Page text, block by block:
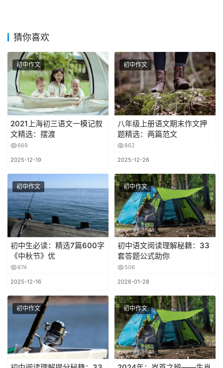
猜你喜欢
初中作文
2021上海初三语文一模记叙
文精选：摆渡
669
2025-12-19
初中作文
八年级上册语文期末作文押
题精选：两篇范文
862
2025-12-26
初中作文
初中生必读：精选7篇600字
《中秋节》优
874
2025-12-16
初中作文
初中语文阅读理解秘籍：33
套答题公式助你
506
2026-01-28
初中作文 初中作文